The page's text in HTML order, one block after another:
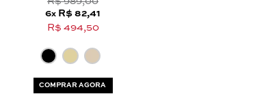
6x R$ 82,41
R$ 494,50
COMPRAR AGORA